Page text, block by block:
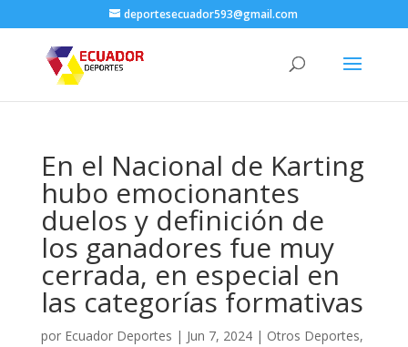
deportesecuador593@gmail.com
En el Nacional de Karting
hubo emocionantes
duelos y definición de
los ganadores fue muy
cerrada, en especial en
las categorías formativas
por Ecuador Deportes | Jun 7, 2024| Otros Deportes,